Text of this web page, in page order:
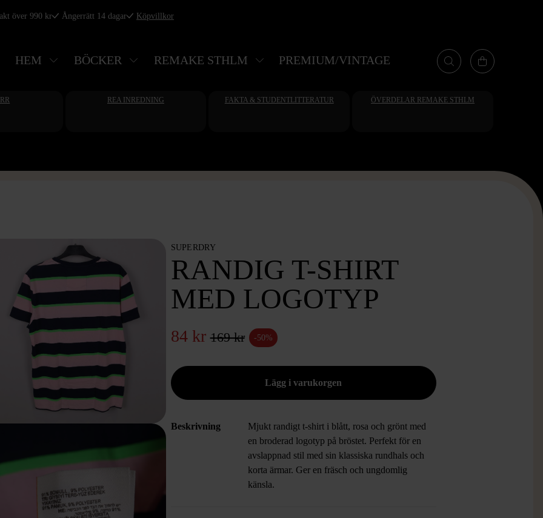
över 990 kr Ångerrätt 14 dagar Köpvillkor
HEM BÖCKER REMAKE STHLM PREMIUM/VINTAGE
REA INREDNING FAKTA & STUDENTLITTERATUR ÖVERDELAR REMAKE STHLM
SUPERDRY
RANDIG T-SHIRT
MED LOGOTYP
84 kr 169 kr -50%
Beskrivning
Mjukt randigt t-shirt i blått, rosa och grönt med
en broderad logotyp på bröstet. Perfekt för en
avslappnad stil med sin klassiska rundhals och
korta ärmar. Ger en fräsch och ungdomlig
känsla.